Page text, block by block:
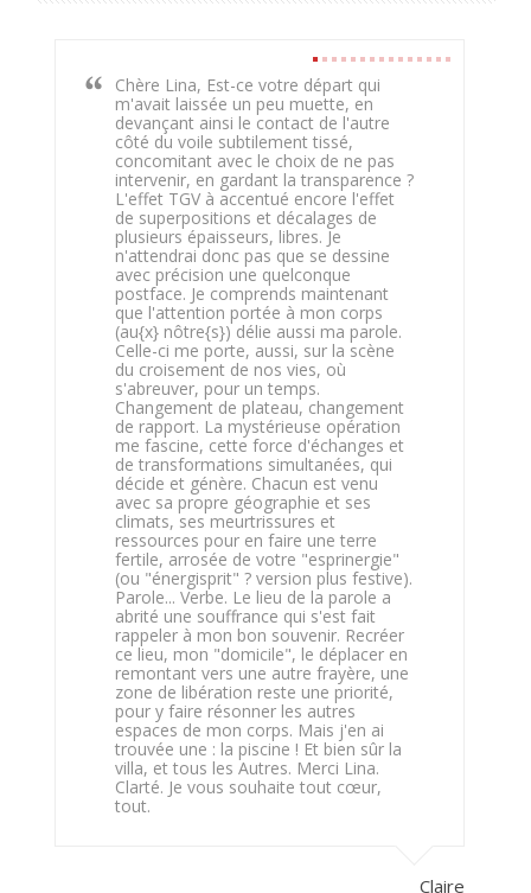
Chère Lina, Est-ce votre départ qui
m'avait laissée un peu muette, en
devançant ainsi le contact de l'autre
côté du voile subtilement tissé,
concomitant avec le choix de ne pas
intervenir, en gardant la transparence ?
L'effet TGV à accentué encore l'effet
de superpositions et décalages de
plusieurs épaisseurs, libres. Je
n'attendrai donc pas que se dessine
avec précision une quelconque
postface. Je comprends maintenant
que l'attention portée à mon corps
(au{x} nôtre{s}) délie aussi ma parole.
Celle-ci me porte, aussi, sur la scène
du croisement de nos vies, où
s'abreuver, pour un temps.
Changement de plateau, changement
de rapport. La mystérieuse opération
me fascine, cette force d'échanges et
de transformations simultanées, qui
décide et génère. Chacun est venu
avec sa propre géographie et ses
climats, ses meurtrissures et
ressources pour en faire une terre
fertile, arrosée de votre "esprinergie"
(ou "énergisprit" ? version plus festive).
Parole... Verbe. Le lieu de la parole a
abrité une souffrance qui s'est fait
rappeler à mon bon souvenir. Recréer
ce lieu, mon "domicile", le déplacer en
remontant vers une autre frayère, une
zone de libération reste une priorité,
pour y faire résonner les autres
espaces de mon corps. Mais j'en ai
trouvée une : la piscine ! Et bien sûr la
villa, et tous les Autres. Merci Lina.
Clarté. Je vous souhaite tout cœur,
tout.
Claire